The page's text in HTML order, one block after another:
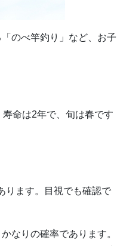
のべ竿釣り」など、お子
命は2年で、旬は春です
ります。目視でも確認で
なりの確率であります。